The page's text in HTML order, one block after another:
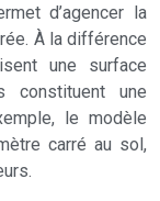
d’agencer la
À la différence
une surface
constituent une
le modèle
carré au sol,